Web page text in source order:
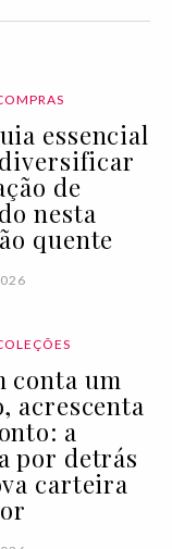
essencial
de
nesta
quente
conta um
acrescenta
a
por detrás
carteira